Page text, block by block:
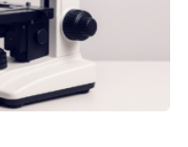
Doktorarbeit oder eine
Publikation zum Thema